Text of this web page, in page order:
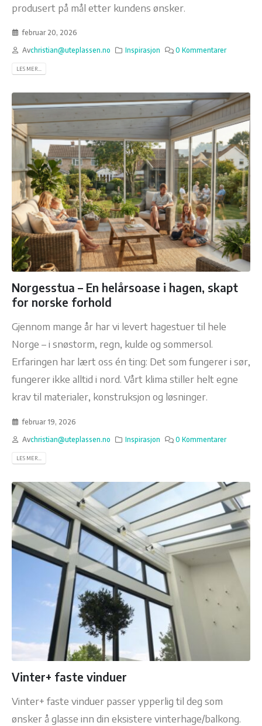
produsert på mål etter kundens ønsker.
februar 20, 2026
Avchristian@uteplassen.no Inspirasjon 0 Kommentarer
LES MER...
Norgesstua – En helårsoase i hagen, skapt
for norske forhold
Gjennom mange år har vi levert hagestuer til hele
Norge – i snøstorm, regn, kulde og sommersol.
Erfaringen har lært oss én ting: Det som fungerer i sør,
fungerer ikke alltid i nord. Vårt klima stiller helt egne
krav til materialer, konstruksjon og løsninger.
februar 19, 2026
Avchristian@uteplassen.no Inspirasjon 0 Kommentarer
LES MER...
Vinter+ faste vinduer
Vinter+ faste vinduer passer ypperlig til deg som
ønsker å glasse inn din eksistere vinterhage/balkong.